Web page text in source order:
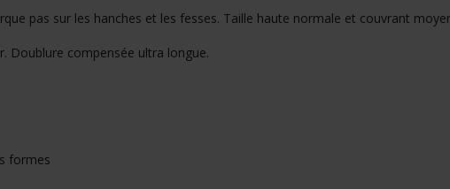
pas sur les hanches et les fesses. Taille haute normale et couvrant
Doublure compensée ultra longue.
formes